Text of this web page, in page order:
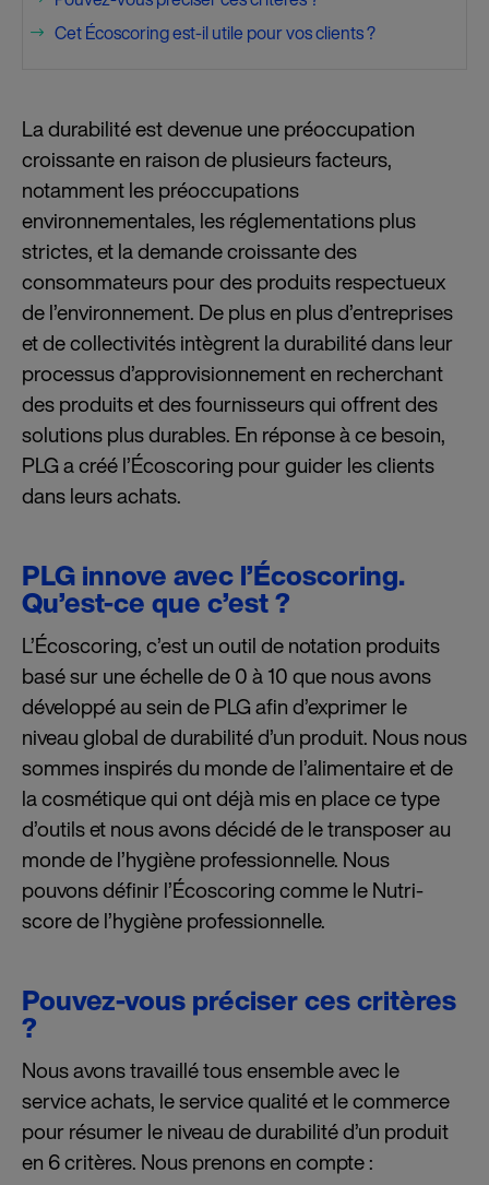
$ Cet Écoscoring est-il utile pour vos clients ?
La durabilité est devenue une préoccupation
croissante en raison de plusieurs facteurs,
notamment les préoccupations
environnementales, les réglementations plus
strictes, et la demande croissante des
consommateurs pour des produits respectueux
de l’environnement. De plus en plus d’entreprises
et de collectivités intègrent la durabilité dans leur
processus d’approvisionnement en recherchant
des produits et des fournisseurs qui offrent des
solutions plus durables. En réponse à ce besoin,
PLG a créé l’Écoscoring pour guider les clients
dans leurs achats.
PLG innove avec l’Écoscoring.
Qu’est-ce que c’est ?
L’Écoscoring, c’est un outil de notation produits
basé sur une échelle de 0 à 10 que nous avons
développé au sein de PLG afin d’exprimer le
niveau global de durabilité d’un produit. Nous nous
sommes inspirés du monde de l’alimentaire et de
la cosmétique qui ont déjà mis en place ce type
d’outils et nous avons décidé de le transposer au
monde de l’hygiène professionnelle. Nous
pouvons définir l’Écoscoring comme le Nutri-
score de l’hygiène professionnelle.
Pouvez-vous préciser ces critères
?
Nous avons travaillé tous ensemble avec le
service achats, le service qualité et le commerce
pour résumer le niveau de durabilité d’un produit
en 6 critères. Nous prenons en compte :